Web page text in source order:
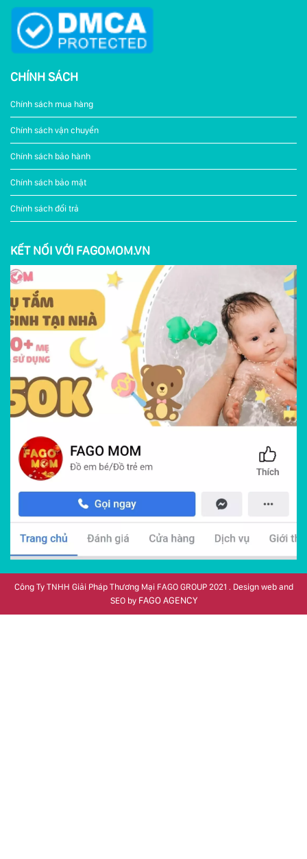
CHÍNH SÁCH
Chính sách mua hàng
Chính sách vận chuyển
Chính sách bảo hành
Chính sách bảo mật
Chính sách đổi trả
KẾT NỐI VỚI FAGOMOM.VN
Công Ty TNHH Giải Pháp Thương Mại FAGO GROUP 2021 . Design web and
SEO by FAGO AGENCY